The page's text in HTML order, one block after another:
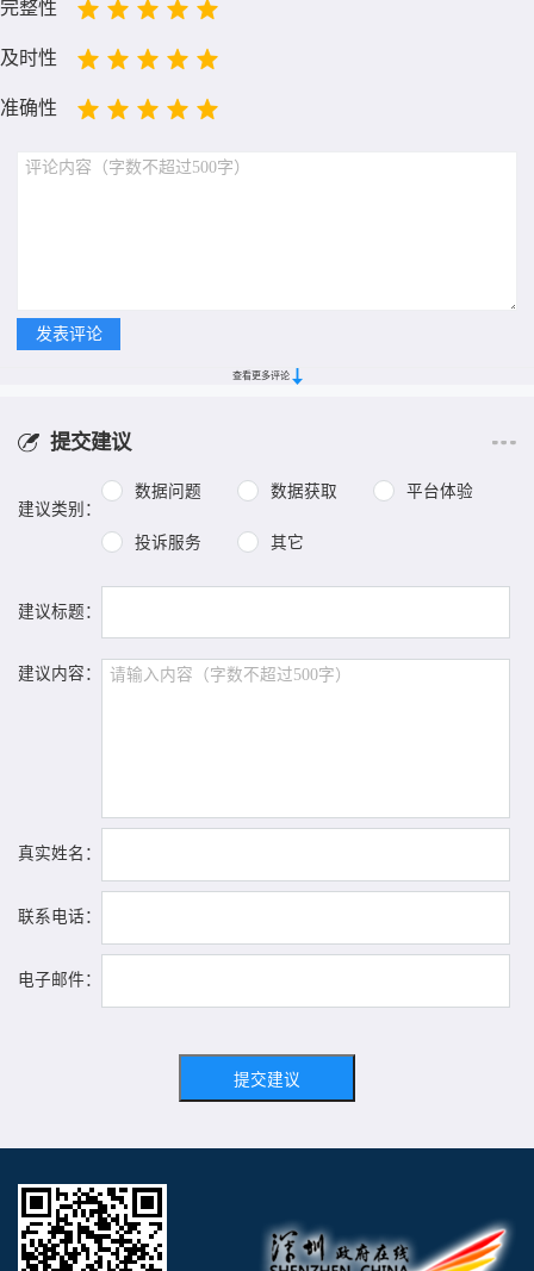
完整性
及时性
准确性
查看更多评论
提交建议
建议类别：
数据问题 数据获取 平台体验
投诉服务 其它
建议标题：
建议内容：
真实姓名：
联系电话：
电子邮件：
提交建议